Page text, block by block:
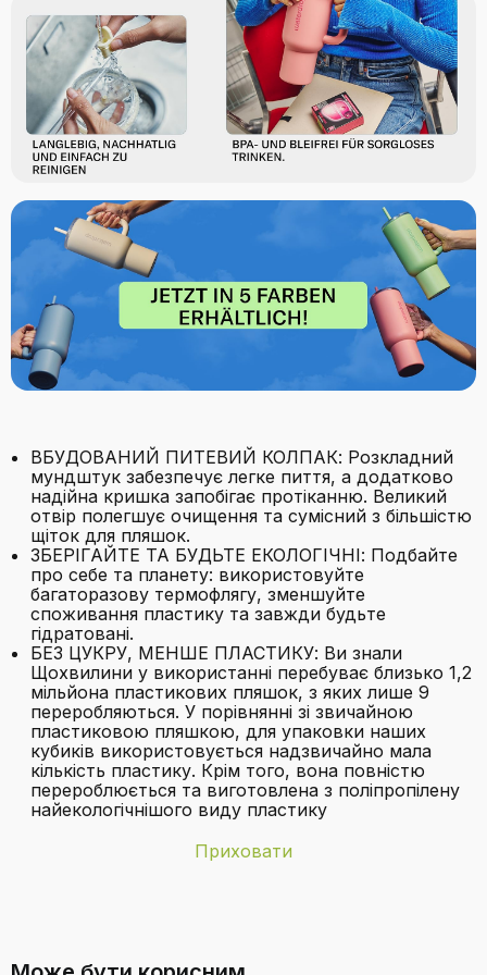
ВБУДОВАНИЙ ПИТЕВИЙ КОЛПАК: Розкладний
мундштук забезпечує легке пиття, а додатково
надійна кришка запобігає протіканню. Великий
отвір полегшує очищення та сумісний з більшістю
щіток для пляшок.
ЗБЕРІГАЙТЕ ТА БУДЬТЕ ЕКОЛОГІЧНІ: Подбайте
про себе та планету: використовуйте
багаторазову термофлягу, зменшуйте
споживання пластику та завжди будьте
гідратовані.
БЕЗ ЦУКРУ, МЕНШЕ ПЛАСТИКУ: Ви знали
Щохвилини у використанні перебуває близько 1,2
мільйона пластикових пляшок, з яких лише 9
переробляються. У порівнянні зі звичайною
пластиковою пляшкою, для упаковки наших
кубиків використовується надзвичайно мала
кількість пластику. Крім того, вона повністю
перероблюється та виготовлена з поліпропілену
найекологічнішого виду пластику
Приховати